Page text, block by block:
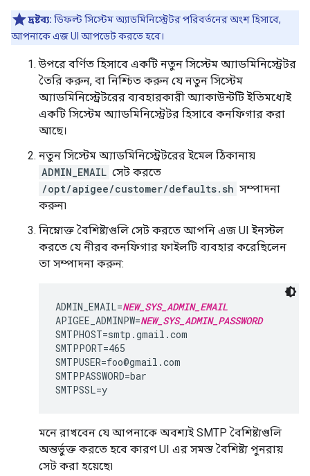
দ্রষ্টব্য: ডিফল্ট সিস্টেম অ্যাডমিনিস্ট্রেটর পরিবর্তনের অংশ হিসাবে,
আপনাকে এজ UI আপডেট করতে হবে।
উপরে বর্ণিত হিসাবে একটি নতুন সিস্টেম অ্যাডমিনিস্ট্রেটর
তৈরি করুন, বা নিশ্চিত করুন যে নতুন সিস্টেম
অ্যাডমিনিস্ট্রেটরের ব্যবহারকারী অ্যাকাউন্টটি ইতিমধ্যেই
একটি সিস্টেম অ্যাডমিনিস্ট্রেটর হিসাবে কনফিগার করা
আছে।
নতুন সিস্টেম অ্যাডমিনিস্ট্রেটরের ইমেল ঠিকানায়
ADMIN_EMAIL সেট করতে
/opt/apigee/customer/defaults.sh সম্পাদনা
করুন৷
নিম্নোক্ত বৈশিষ্ট্যগুলি সেট করতে আপনি এজ UI ইনস্টল
করতে যে নীরব কনফিগার ফাইলটি ব্যবহার করেছিলেন
তা সম্পাদনা করুন:
ADMIN_EMAIL=NEW_SYS_ADMIN_EMAIL
APIGEE_ADMINPW=NEW_SYS_ADMIN_PASSWORD
SMTPHOST=smtp.gmail.com
SMTPPORT=465
SMTPUSER=foo@gmail.com
SMTPPASSWORD=bar
SMTPSSL=y
মনে রাখবেন যে আপনাকে অবশ্যই SMTP বৈশিষ্ট্যগুলি
অন্তর্ভুক্ত করতে হবে কারণ UI এর সমস্ত বৈশিষ্ট্য পুনরায়
সেট করা হয়েছে৷